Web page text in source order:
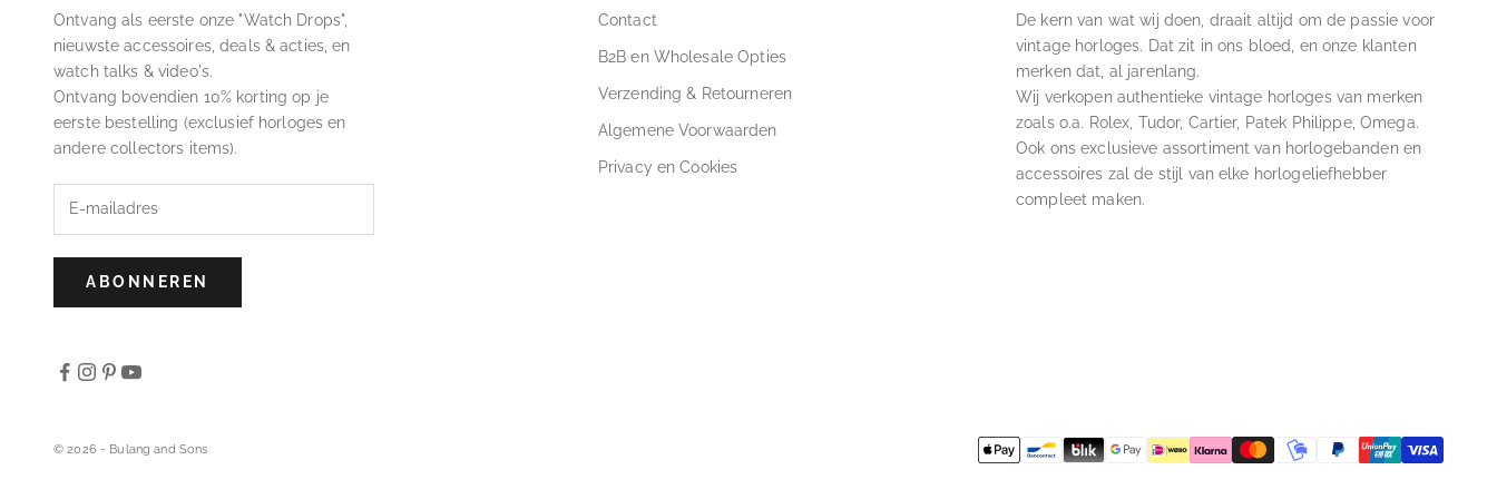
Ontvang als eerste onze "Watch Drops",
nieuwste accessoires, deals & acties, en
watch talks & video's.
Ontvang bovendien 10% korting op je
eerste bestelling (exclusief horloges en
andere collectors items).
ABONNEREN
Contact
B2B en Wholesale Opties
Verzending & Retourneren
Algemene Voorwaarden
Privacy en Cookies
De kern van wat wij doen, draait altijd om de passie voor
vintage horloges. Dat zit in ons bloed, en onze klanten
merken dat, al jarenlang.
Wij verkopen authentieke vintage horloges van merken
zoals o.a. Rolex, Tudor, Cartier, Patek Philippe, Omega.
Ook ons exclusieve assortiment van horlogebanden en
accessoires zal de stijl van elke horlogeliefhebber
compleet maken.
© 2026 - Bulang and Sons